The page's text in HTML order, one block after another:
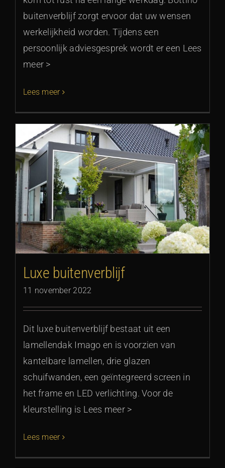
buitenverblijf zorgt ervoor dat uw wensen
werkelijkheid worden. Tijdens een
persoonlijk adviesgesprek wordt er een Lees
meer >
Lees meer
Luxe buitenverblijf
11 november 2022
Dit luxe buitenverblijf bestaat uit een
lamellendak Imago en is voorzien van
kantelbare lamellen, drie glazen
schuifwanden, een geïntegreerd screen in
het frame en LED verlichting. Voor de
kleurstelling is Lees meer >
Lees meer